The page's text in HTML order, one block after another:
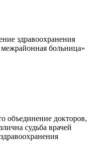
здравоохранения
больница»
объединение докторов,
судьба врачей